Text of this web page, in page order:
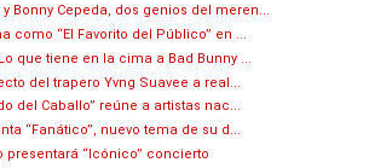
y Bonny Cepeda, dos genios del meren...
como “El Favorito del Público” en ...
que tiene en la cima a Bad Bunny ...
del trapero Yvng Suavee a real...
del Caballo” reúne a artistas nac...
“Fanático”, nuevo tema de su d...
presentará “Icónico” concierto